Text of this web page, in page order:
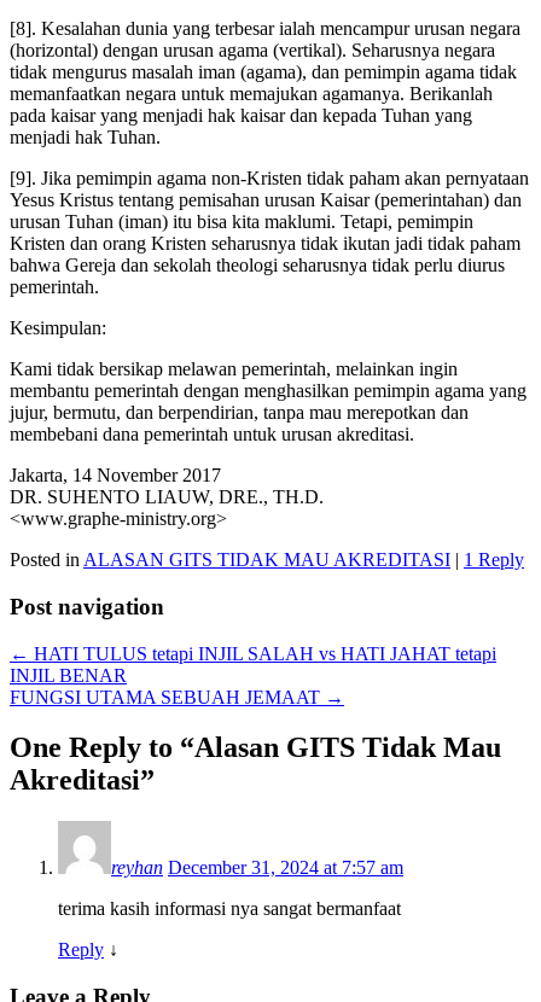
[8]. Kesalahan dunia yang terbesar ialah mencampur urusan negara
(horizontal) dengan urusan agama (vertikal). Seharusnya negara
tidak mengurus masalah iman (agama), dan pemimpin agama tidak
memanfaatkan negara untuk memajukan agamanya. Berikanlah
pada kaisar yang menjadi hak kaisar dan kepada Tuhan yang
menjadi hak Tuhan.
[9]. Jika pemimpin agama non-Kristen tidak paham akan pernyataan
Yesus Kristus tentang pemisahan urusan Kaisar (pemerintahan) dan
urusan Tuhan (iman) itu bisa kita maklumi. Tetapi, pemimpin
Kristen dan orang Kristen seharusnya tidak ikutan jadi tidak paham
bahwa Gereja dan sekolah theologi seharusnya tidak perlu diurus
pemerintah.
Kesimpulan:
Kami tidak bersikap melawan pemerintah, melainkan ingin
membantu pemerintah dengan menghasilkan pemimpin agama yang
jujur, bermutu, dan berpendirian, tanpa mau merepotkan dan
membebani dana pemerintah untuk urusan akreditasi.
Jakarta, 14 November 2017
DR. SUHENTO LIAUW, DRE., TH.D.
<www.graphe-ministry.org>
Posted in ALASAN GITS TIDAK MAU AKREDITASI | 1 Reply
Post navigation
← HATI TULUS tetapi INJIL SALAH vs HATI JAHAT tetapi
INJIL BENAR
FUNGSI UTAMA SEBUAH JEMAAT →
One Reply to “Alasan GITS Tidak Mau
Akreditasi”
reyhan December 31, 2024 at 7:57 am
terima kasih informasi nya sangat bermanfaat
Reply ↓
Leave a Reply